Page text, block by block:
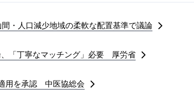
・人口減少地域の柔軟な配置基準で議論
、「丁寧なマッチング」必要 厚労省
用を承認 中医協総会